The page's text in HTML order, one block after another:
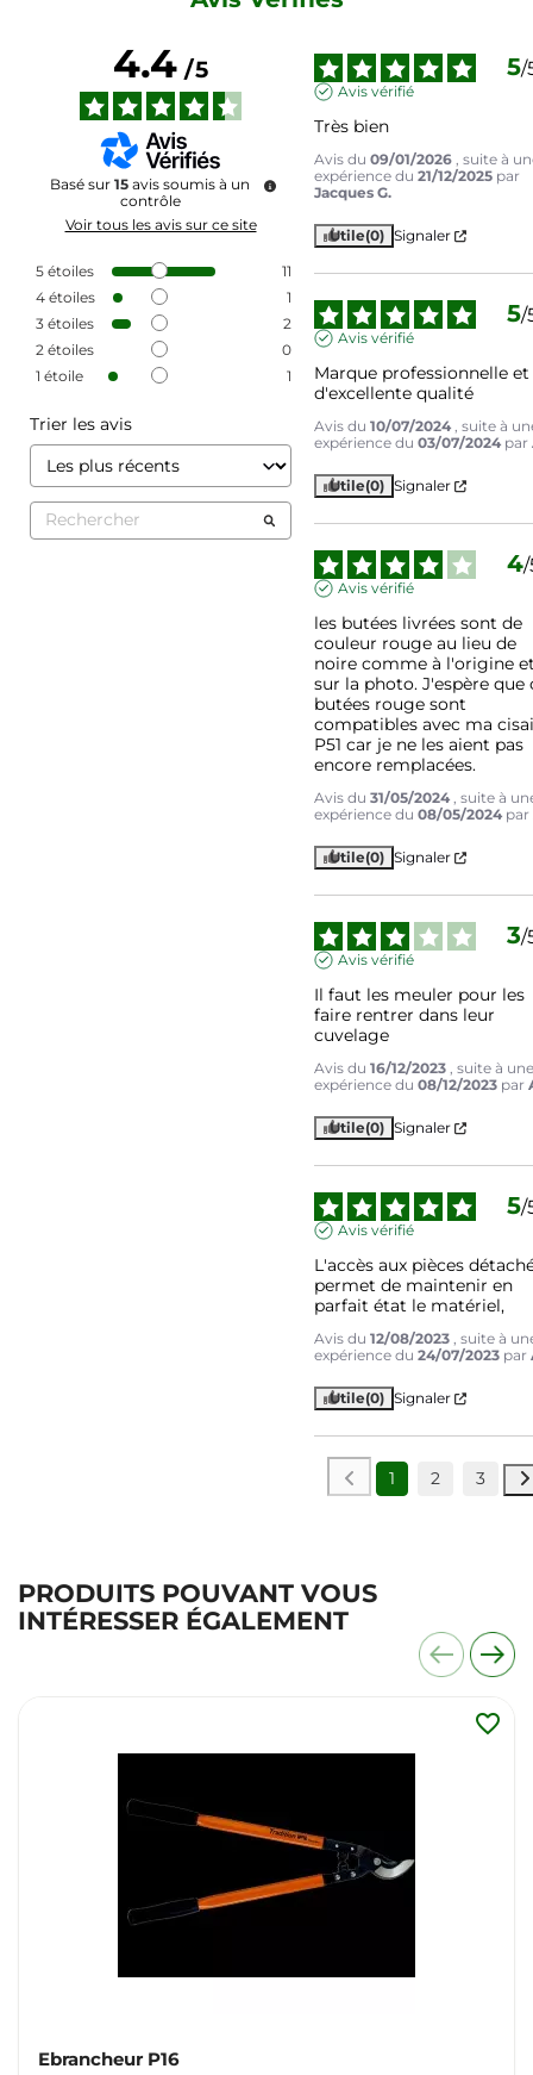
4.4/5
Basé sur 15 avis soumis à un
contrôle
Voir tous les avis sur ce site
5 étoiles
11
4 étoiles
1
3 étoiles
2
2 étoiles
0
1 étoile 1
Trier les avis
5/
Avis vérifié
Très bien
Avis du09/01/2026 , suite à
expérience du21/12/2025 par
Jacques G.
Utile(0) Signaler
5/
Avis vérifié
Marque professionnelle et
d'excellente qualité
Avis du10/07/2024 , suite à
expérience du03/07/2024 par
Utile(0) Signaler
4/
Avis vérifié
les butées livrées sont de
couleur rouge au lieu de
noire comme à l'origine
sur la photo. J'espère que
butées rouge sont
compatibles avec ma
P51 car je ne les aient pas
encore remplacées.
Avis du31/05/2024 , suite à
expérience du08/05/2024 par
Utile(0) Signaler
3/
Avis vérifié
Il faut les meuler pour les
faire rentrer dans leur
cuvelage
Avis du16/12/2023 , suite à
expérience du08/12/2023 par
Utile(0) Signaler
5/
Avis vérifié
L'accès aux pièces
permet de maintenir en
parfait état le matériel,
Avis du12/08/2023 , suite à
expérience du24/07/2023 par
Utile(0) Signaler
1 2 3
PRODUITS POUVANT VOUS
INTÉRESSER ÉGALEMENT
Ebrancheur P16
favorite_border